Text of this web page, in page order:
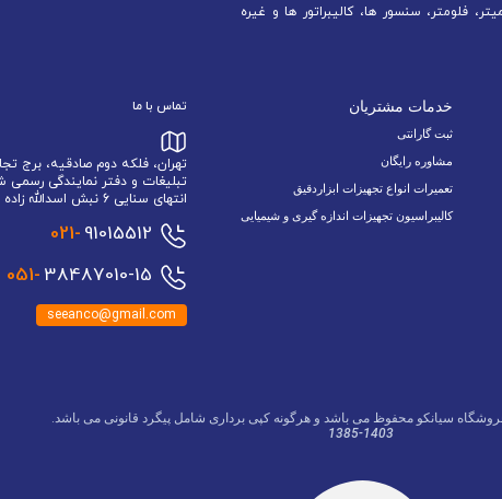
فلومتر، سنسور ها، کالیبراتور ها و غیره
خدمات مشتریان
ثبت گارانتی
مشاوره رایگان
تعمیرات انواع تجهیزات ابزاردقیق
کالیبراسیون تجهیزات اندازه گیری و شیمیایی
تماس با ما
تهران، فلکه دوم صادقیه، برج
تبلیغات و دفتر نمایندگی رسمی
انتهای سنایی 6 نبش اسدالله زاده 9/1 پلاک 34 واحد 3
021- 91015512
051- 38487010-15
seeanco@gmail.com
سیانکو محفوظ می باشد و هرگونه کپی برداری شامل پیگرد قانونی می باشد.
1385-1403